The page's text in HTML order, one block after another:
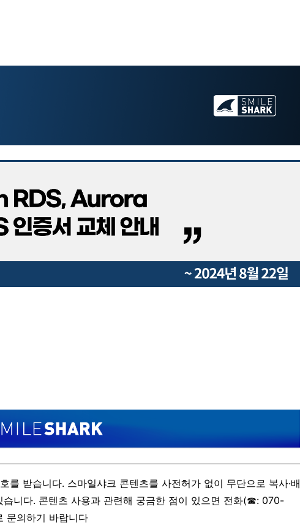
받습니다. 스마일샤크 콘텐츠를 사전허가 없이 무단으로 복사·배
습니다. 콘텐츠 사용과 관련해 궁금한 점이 있으면 전화(☎: 070-
문의하기 바랍니다